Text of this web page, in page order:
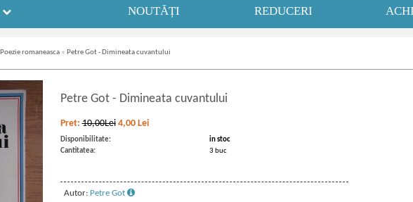
NOUTĂȚI REDUCERI
Poezie romaneasca » Petre Got - Dimineata cuvantului
Petre Got - Dimineata cuvantului
Pret:10,00Lei 4,00 Lei
Disponibilitate:
in stoc
Cantitatea:
3 buc
Autor: Petre Got